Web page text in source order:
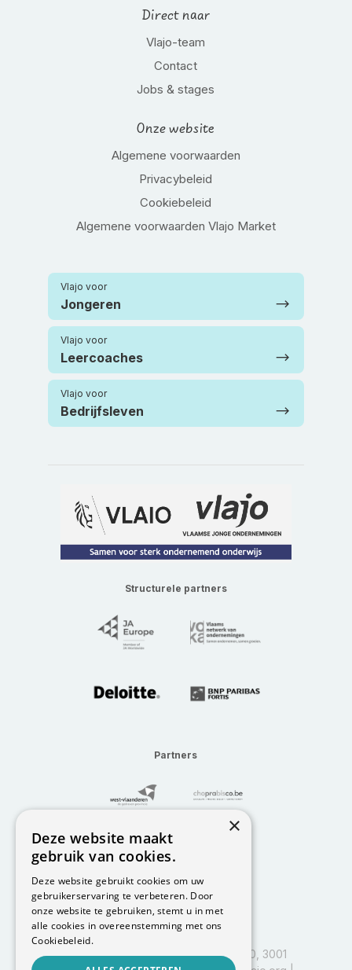
Direct naar
Vlajo-team
Contact
Jobs & stages
Onze website
Algemene voorwaarden
Privacybeleid
Cookiebeleid
Algemene voorwaarden Vlajo Market
Vlajo voor
Jongeren
Vlajo voor
Leercoaches
Vlajo voor
Bedrijfsleven
Structurele partners
Partners
I&I Leuven, Vlajo vzw, Kapeldreef 60, 3001
×
Deze website maakt
gebruik van cookies.
Deze website gebruikt cookies om uw
gebruikerservaring te verbeteren. Door
onze website te gebruiken, stemt u in met
alle cookies in overeenstemming met ons
Cookiebeleid.